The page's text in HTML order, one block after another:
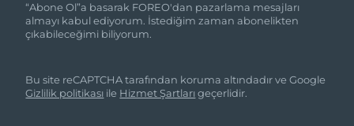
“Abone Ol”a basarak FOREO'dan pazarlama mesajları
almayı kabul ediyorum. İstediğim zaman abonelikten
çıkabileceğimi biliyorum.
Bu site reCAPTCHA tarafından koruma altındadır ve Google
Gizlilik politikası ile Hizmet Şartlarıgeçerlidir.